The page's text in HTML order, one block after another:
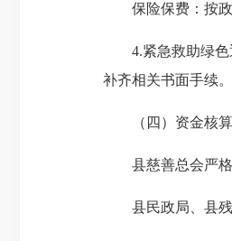
保险保费：按政
4.紧急救助绿色通
补齐相关书面手续。
（四）资金核算
县慈善总会严格
县民政局、县残